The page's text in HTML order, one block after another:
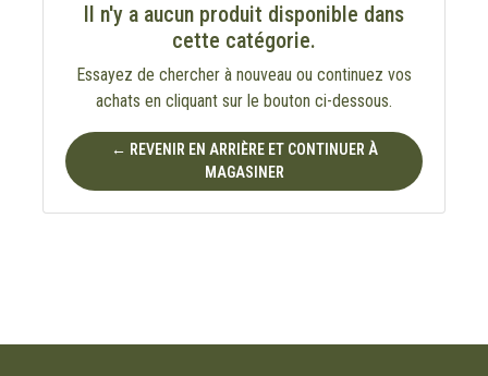
Il n'y a aucun produit disponible dans
cette catégorie.
Essayez de chercher à nouveau ou continuez vos
achats en cliquant sur le bouton ci-dessous.
← REVENIR EN ARRIÈRE ET CONTINUER À
MAGASINER